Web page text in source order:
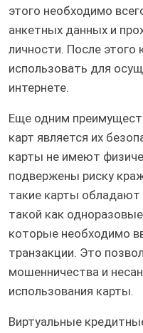
этого необходимо
анкетных данных и
личности. После этого
использовать для
интернете.
Еще одним
карт является их
карты не имеют
подвержены риску
такие карты
такой как
которые необходимо
транзакции. Это
мошенничества и
использования карты.
Виртуальные